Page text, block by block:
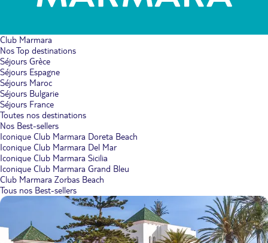
Club Marmara
Nos Top destinations
Séjours Grèce
Séjours Espagne
Séjours Maroc
Séjours Bulgarie
Séjours France
Toutes nos destinations
Nos Best-sellers
Iconique Club Marmara Doreta Beach
Iconique Club Marmara Del Mar
Iconique Club Marmara Sicilia
Iconique Club Marmara Grand Bleu
Club Marmara Zorbas Beach
Tous nos Best-sellers